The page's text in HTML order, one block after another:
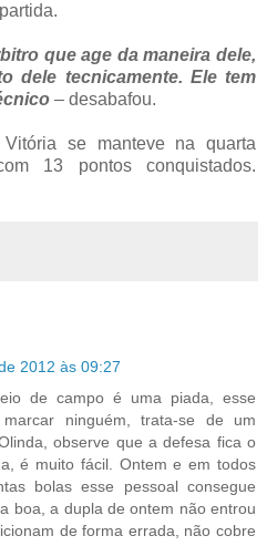
que age da maneira dele,
dele tecnicamente. Ele tem
– desabafou.
se manteve na quarta
13 pontos conquistados.
2012 às 09:27
de campo é uma piada, esse
ninguém, trata-se de um
observe que a defesa fica o
é muito fácil. Ontem e em todos
bolas esse pessoal consegue
boa, a dupla de ontem não entrou
de forma errada, não cobre